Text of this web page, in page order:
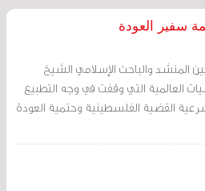
سفير العودة
المنشد والباحث الإسلامي الشيخ
العالمية التي وقفت في وجه التطبيع
القضية الفلسطينية وحتمية العودة